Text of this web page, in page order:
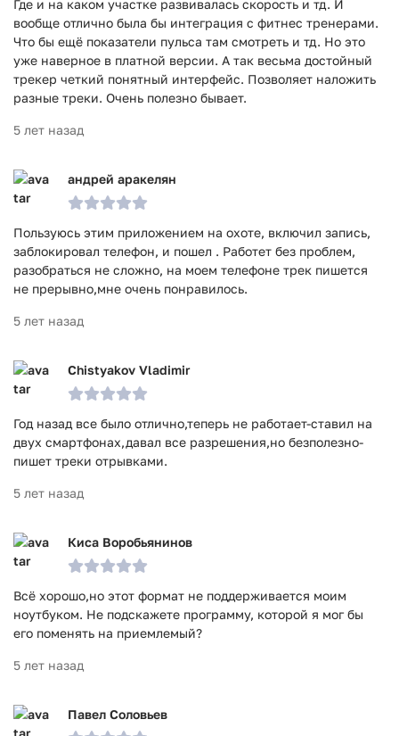
Где и на каком участке развивалась скорость и тд. И
вообще отлично была бы интеграция с фитнес тренерами.
Что бы ещё показатели пульса там смотреть и тд. Но это
уже наверное в платной версии. А так весьма достойный
трекер четкий понятный интерфейс. Позволяет наложить
разные треки. Очень полезно бывает.
5 лет назад
андрей аракелян
Пользуюсь этим приложением на охоте, включил запись,
заблокировал телефон, и пошел . Работет без проблем,
разобраться не сложно, на моем телефоне трек пишется
не прерывно,мне очень понравилось.
5 лет назад
Chistyakov Vladimir
Год назад все было отлично,теперь не работает-ставил на
двух смартфонах,давал все разрешения,но безполезно-
пишет треки отрывками.
5 лет назад
Киса Воробьянинов
Всё хорошо,но этот формат не поддерживается моим
ноутбуком. Не подскажете программу, которой я мог бы
его поменять на приемлемый?
5 лет назад
Павел Соловьев